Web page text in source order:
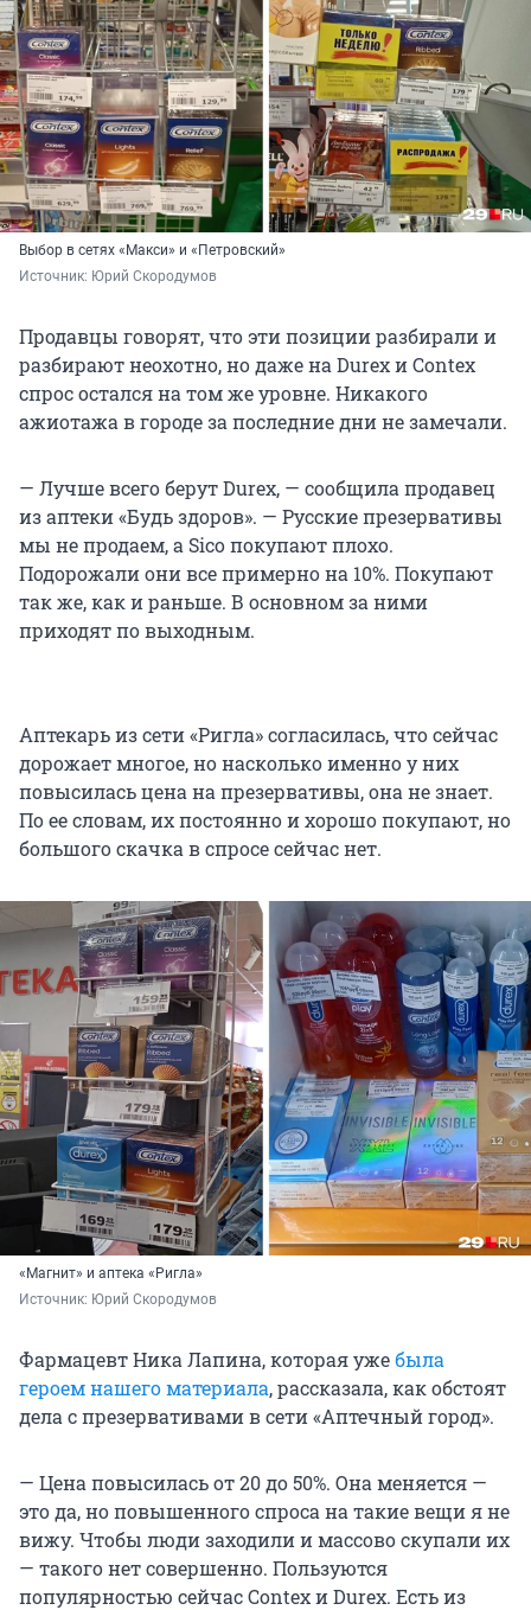
Выбор в сетях «Макси» и «Петровский»
Источник: Юрий Скородумов
Продавцы говорят, что эти позиции разбирали и
разбирают неохотно, но даже на Durex и Contex
спрос остался на том же уровне. Никакого
ажиотажа в городе за последние дни не замечали.
— Лучше всего берут Durex, — сообщила продавец
из аптеки «Будь здоров». — Русские презервативы
мы не продаем, а Sico покупают плохо.
Подорожали они все примерно на 10%. Покупают
так же, как и раньше. В основном за ними
приходят по выходным.
Аптекарь из сети «Ригла» согласилась, что сейчас
дорожает многое, но насколько именно у них
повысилась цена на презервативы, она не знает.
По ее словам, их постоянно и хорошо покупают, но
большого скачка в спросе сейчас нет.
«Магнит» и аптека «Ригла»
Источник: Юрий Скородумов
Фармацевт Ника Лапина, которая ужебыла
героем нашего материала, рассказала, как обстоят
дела с презервативами в сети «Аптечный город».
— Цена повысилась от 20 до 50%. Она меняется —
это да, но повышенного спроса на такие вещи я не
вижу. Чтобы люди заходили и массово скупали их
— такого нет совершенно. Пользуются
популярностью сейчас Contex и Durex. Есть из